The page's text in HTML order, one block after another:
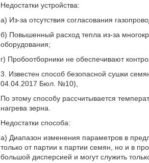
Недостатки устройства:
а) Из-за отсутствия согласования
б) Повышенный расход тепла из-за
оборудования;
г) Пробоотборники не обеспечивают
3. Известен способ безопасной сушки
04.04.2017 Бюл. №10),
По этому способу рассчитывается
нагрева зерна.
Недостатки способа:
а) Диапазон изменения параметров в
только от партии к партии семян, но и в
большой дисперсией и могут служить